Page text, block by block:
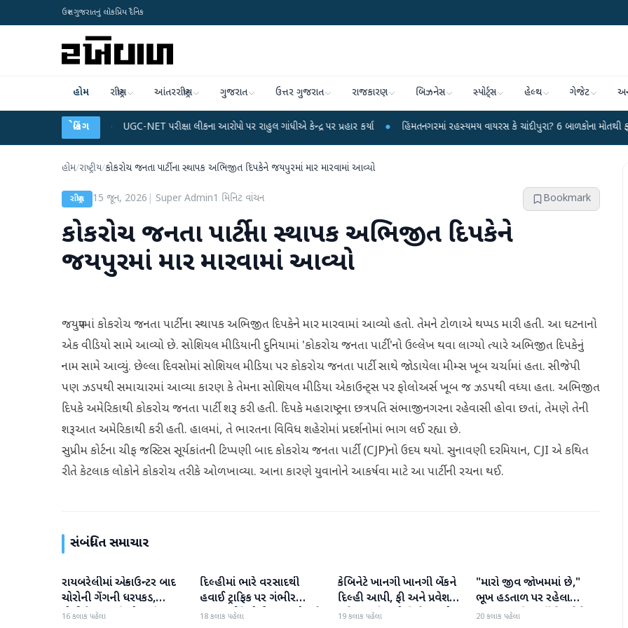
ઉત્તર ગુજરાતનું લોકપ્રિય દૈનિક
હોમ રાષ્ટ્રીય આંતરરાષ્ટ્રીય ગુજરાત ઉત્તર ગુજરાત રાજકારણ બિઝનેસ સ્પોર્ટ્સ હેલ્થ ગેજેટ
બ્રેકિંગ
UGC-NET પરીક્ષા લીકના આરોપો પર રાહુલ ગાંધીએ કેન્દ્ર પર પ્રહાર કર્યા ● હિંમતનગરમાં રહસ્યમય વાયરસ કે ચાંદીપુરા? 6 બાળકોના મોતથી ફફડાટ ●
હોમ/રાષ્ટ્રીય/કોકરોચ જનતા પાર્ટીના સ્થાપક અભિજીત દિપકેને જયપુરમાં માર મારવામાં આવ્યો
રાષ્ટ્રીય 15 જૂન, 2026 Super Admin1 મિનિટ વાંચન Bookmark
કોકરોચ જનતા પાર્ટીના સ્થાપક અભિજીત દિપકેને
જયપુરમાં માર મારવામાં આવ્યો
જયપુરમાં કોકરોચ જનતા પાર્ટીના સ્થાપક અભિજીત દિપકેને માર મારવામાં આવ્યો હતો. તેમને ટોળાએ થપ્પડ મારી હતી. આ ઘટનાનો
એક વીડિયો સામે આવ્યો છે. સોશિયલ મીડિયાની દુનિયામાં 'કોકરોચ જનતા પાર્ટી'નો ઉલ્લેખ થવા લાગ્યો ત્યારે અભિજીત દિપકેનું
નામ સામે આવ્યું. છેલ્લા દિવસોમાં સોશિયલ મીડિયા પર કોકરોચ જનતા પાર્ટી સાથે જોડાયેલા મીમ્સ ખૂબ ચર્ચામાં હતા. સીજેપી
પણ ઝડપથી સમાચારમાં આવ્યા કારણ કે તેમના સોશિયલ મીડિયા એકાઉન્ટ્સ પર ફોલોઅર્સ ખૂબ જ ઝડપથી વધ્યા હતા. અભિજીત
દિપકે અમેરિકાથી કોકરોચ જનતા પાર્ટી શરૂ કરી હતી. દિપકે મહારાષ્ટ્રના છત્રપતિ સંભાજીનગરના રહેવાસી હોવા છતાં, તેમણે તેની
શરૂઆત અમેરિકાથી કરી હતી. હાલમાં, તે ભારતના વિવિધ શહેરોમાં પ્રદર્શનોમાં ભાગ લઈ રહ્યા છે.
સુપ્રીમ કોર્ટના ચીફ જસ્ટિસ સૂર્યકાંતની ટિપ્પણી બાદ કોકરોચ જનતા પાર્ટી (CJP)નો ઉદય થયો. સુનાવણી દરમિયાન, CJI એ કથિત
રીતે કેટલાક લોકોને કોકરોચ તરીકે ઓળખાવ્યા. આના કારણે યુવાનોને આકર્ષવા માટે આ પાર્ટીની રચના થઈ.
સંબંધિત સમાચાર
રાષ્ટ્રીય
રાયબરેલીમાં એન્કાઉન્ટર બાદ
ચોરોની ગેંગની ધરપકડ,
પોલીસે 12.4 કિલો ચાંદીના
16 કલાક પહેલા
રાષ્ટ્રીય
દિલ્હીમાં ભારે વરસાદથી
હવાઈ ટ્રાફિક પર ગંભીર
અસર; ઈન્ડિગોએ મુસાફરો માટે
18 કલાક પહેલા
રાષ્ટ્રીય
કેબિનેટે ખાનગી ખાનગી બેંકને
દિલ્હી આપી, ફી અને પ્રવેશ
માટે નવા નિયમો વિશે જાણો
19 કલાક પહેલા
રાષ્ટ્રીય
"મારો જીવ જોખમમાં છે,"
ભૂખ હડતાળ પર રહેલા
ઝારખંડના વિદ્યાર્થી નેતા દેવેન્દ્ર
20 કલાક પહેલા